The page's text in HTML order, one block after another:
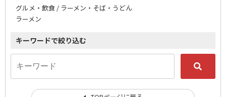
グルメ・飲食 / ラーメン・そば・うどん
ラーメン
キーワードで絞り込む